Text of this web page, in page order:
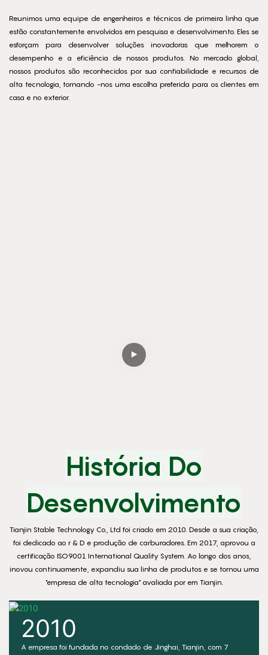
Reunimos uma equipe de engenheiros e técnicos de primeira linha que
estão constantemente envolvidos em pesquisa e desenvolvimento. Eles se
esforçam para desenvolver soluções inovadoras que melhorem o
desempenho e a eficiência de nossos produtos. No mercado global,
nossos produtos são reconhecidos por sua confiabilidade e recursos de
alta tecnologia, tornando -nos uma escolha preferida para os clientes em
casa e no exterior.
História Do
Desenvolvimento
Tianjin Stable Technology Co., Ltd foi criado em 2010. Desde a sua criação,
foi dedicado ao r & D e produção de carburadores. Em 2017, aprovou a
certificação ISO9001 International Quality System. Ao longo dos anos,
inovou continuamente, expandiu sua linha de produtos e se tornou uma
"empresa de alta tecnologia" avaliada por em Tianjin.
2010
A empresa foi fundada no condado de Jinghai, Tianjin, com 7